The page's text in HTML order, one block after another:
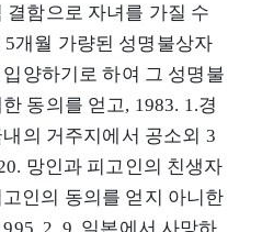
함으로 자녀를 가질 수
개월 가량된 성명불상자
양하기로 하여 그 성명불
동의를 얻고, 1983. 1.경
의 거주지에서 공소외 3
망인과 피고인의 친생자
인의 동의를 얻지 아니한
2. 9. 일본에서 사망하